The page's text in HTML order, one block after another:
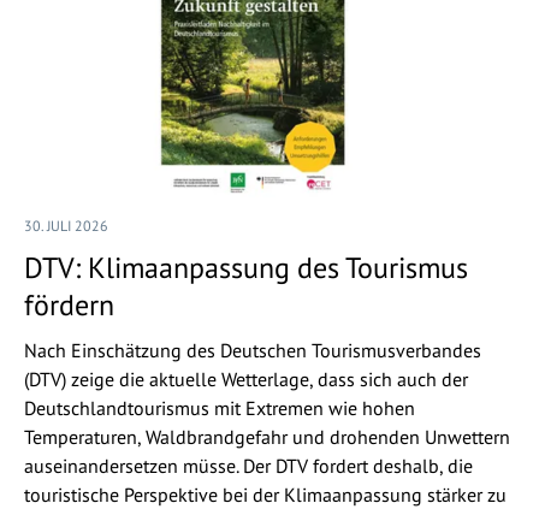
30. JULI 2026
DTV: Klimaanpassung des Tourismus
fördern
Nach Einschätzung des Deutschen Tourismusverbandes
(DTV) zeige die aktuelle Wetterlage, dass sich auch der
Deutschlandtourismus mit Extremen wie hohen
Temperaturen, Waldbrandgefahr und drohenden Unwettern
auseinandersetzen müsse. Der DTV fordert deshalb, die
touristische Perspektive bei der Klimaanpassung stärker zu